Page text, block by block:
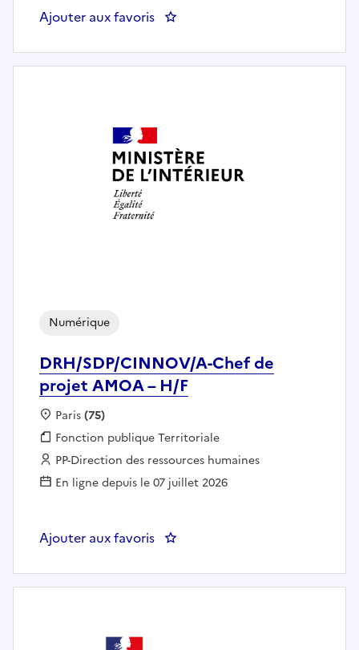
Ajouter aux favoris : Technicien(ne) informatique –
DRH/SDP/CINNOV/A-Chef de
projet AMOA – H/F
Numérique
Localisation :
Paris(75)
Fonction publique :
Fonction publique Territoriale
Employeur :
PP-Direction des ressources humaines
En ligne depuis le 07 juillet 2026
Ajouter aux favoris : DRH/SDP/CINNOV/A-Chef de